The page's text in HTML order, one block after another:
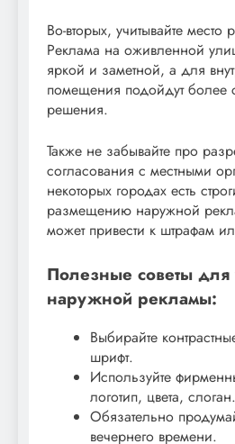
Во-вторых, учитывайте
Реклама на оживленной
яркой и заметной, а для
помещения подойдут более
решения.
Также не забывайте про
согласования с местными
некоторых городах есть
размещению наружной
может привести к штрафам
Полезные советы для
наружной рекламы:
Выбирайте
шрифт.
Используйте
логотип, цвета, слоган.
Обязательно
вечернего времени.